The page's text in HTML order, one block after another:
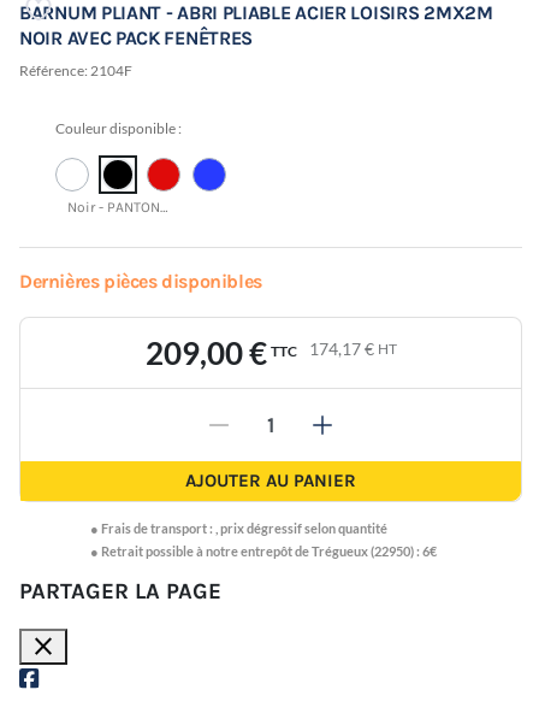
BARNUM PLIANT - ABRI PLIABLE ACIER LOISIRS 2MX2M
NOIR AVEC PACK FENÊTRES
Référence: 2104F
Couleur disponible :
Noir - PANTONE 19-4015 TCX
Dernières pièces disponibles
209,00 € TTC 174,17 € HT
- +
AJOUTER AU PANIER
● Frais de transport : prix dégressif selon quantité
● Retrait possible à notre entrepôt de Trégueux (22950) : 6€
PARTAGER LA PAGE
close